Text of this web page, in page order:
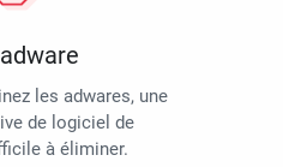
les adwares, une
de logiciel de
à éliminer.